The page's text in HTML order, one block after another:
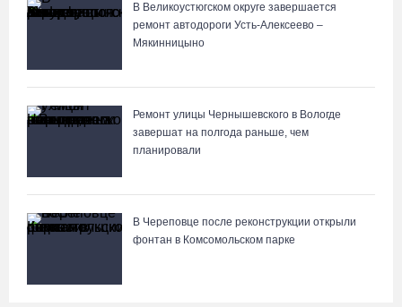
В Великоустюгском округе завершается
ремонт автодороги Усть-Алексеево –
Мякинницыно
Ремонт улицы Чернышевского в Вологде
завершат на полгода раньше, чем
планировали
В Череповце после реконструкции открыли
фонтан в Комсомольском парке